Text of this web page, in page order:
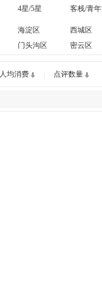
4星/5星 客栈/青
海淀区
西城区
门头沟区 密云区
人均消费 点评数量